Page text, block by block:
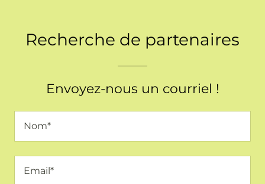
Recherche de partenaires
Envoyez-nous un courriel !
Nom*
Email*